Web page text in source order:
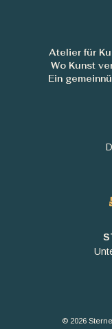
Atelier für
Wo Kunst
Ein
© 2026